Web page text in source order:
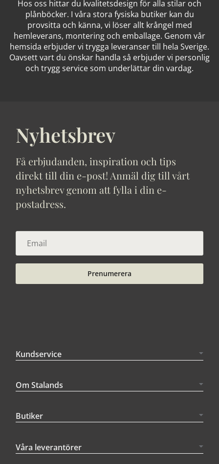
Hos oss hittar du kvalitetsdesign för alla stilar och
plånböcker. I våra stora fysiska butiker kan du
provsitta och känna, vi löser allt krångel med
hemleverans, montering och emballage. Genom vår
hemsida erbjuder vi trygga leveranser till hela Sverige.
Oavsett vart du önskar handla så erbjuder vi personlig
och trygg service som underlättar din vardag.
Nyhetsbrev
Få erbjudanden, inspiration och tips
direkt till din e-post! Anmäl dig till vårt
nyhetsbrev genom att fylla i din e-
postadress.
Prenumerera
Kundservice
Om Stalands
Butiker
Våra leverantörer